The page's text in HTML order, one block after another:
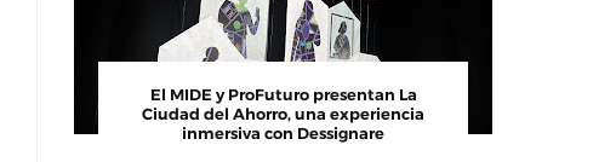
CONVOCATORIA: Creativa GDL busca
emprendimientos innovadores